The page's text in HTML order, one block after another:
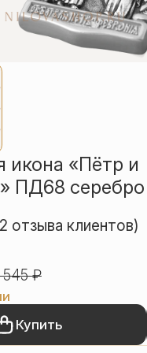
Цепи
Шнурки на
икона «Пётр и
ПД68 серебро
2 отзыва клиентов)
545₽
Купить